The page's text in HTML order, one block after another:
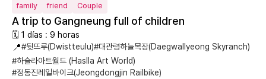
family friend Couple
A trip to Gangneung full of children
🗓 1 días : 9 horas
📍#뒷뜨루(Dwistteulu)#대관령하늘목장(Daegwallyeong Skyranch)
#하슬라아트월드 (Haslla Art World)
#정동진레일바이크(Jeongdongjin Railbike)